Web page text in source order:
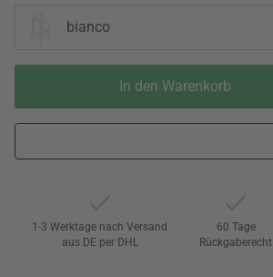
bianco
In den Warenkorb
1-3 Werktage nach Versand
aus DE per DHL
60 Tage
Rückgaberecht